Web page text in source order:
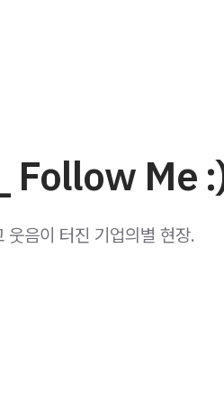
Follow Me
음이 터진 기업의별 현장.